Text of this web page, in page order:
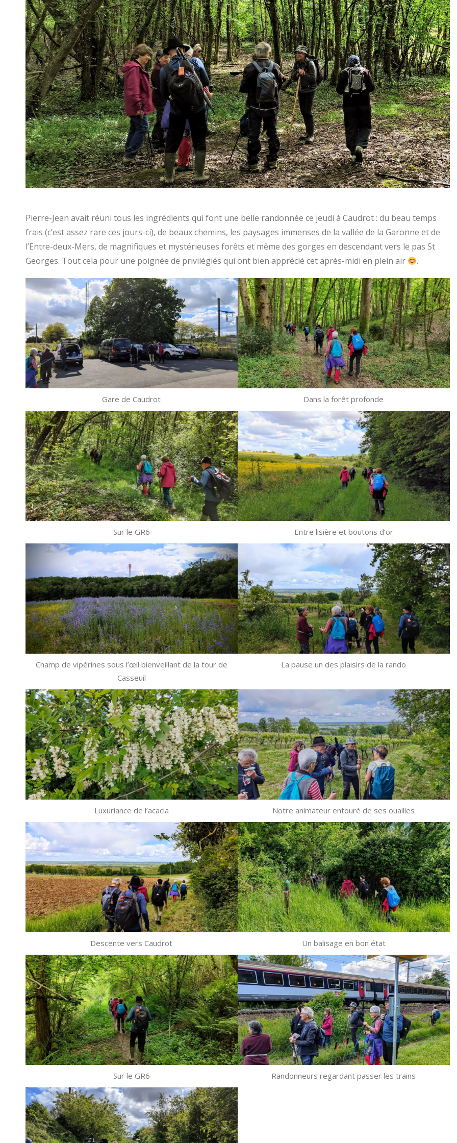
Pierre-Jean avait réuni tous les ingrédients qui font une belle randonnée ce jeudi à Caudrot : du beau temps
frais (c’est assez rare ces jours-ci), de beaux chemins, les paysages immenses de la vallée de la Garonne et de
l’Entre-deux-Mers, de magnifiques et mystérieuses forêts et même des gorges en descendant vers le pas St
Georges. Tout cela pour une poignée de privilégiés qui ont bien apprécié cet après-midi en plein air
.
Gare de Caudrot Dans la forêt profonde
Sur le GR6 Entre lisière et boutons d’or
Champ de vipérines sous l’œil bienveillant de la tour de
Casseuil
La pause un des plaisirs de la rando
Luxuriance de l’acacia Notre animateur entouré de ses ouailles
Descente vers Caudrot Un balisage en bon état
Sur le GR6 Randonneurs regardant passer les trains